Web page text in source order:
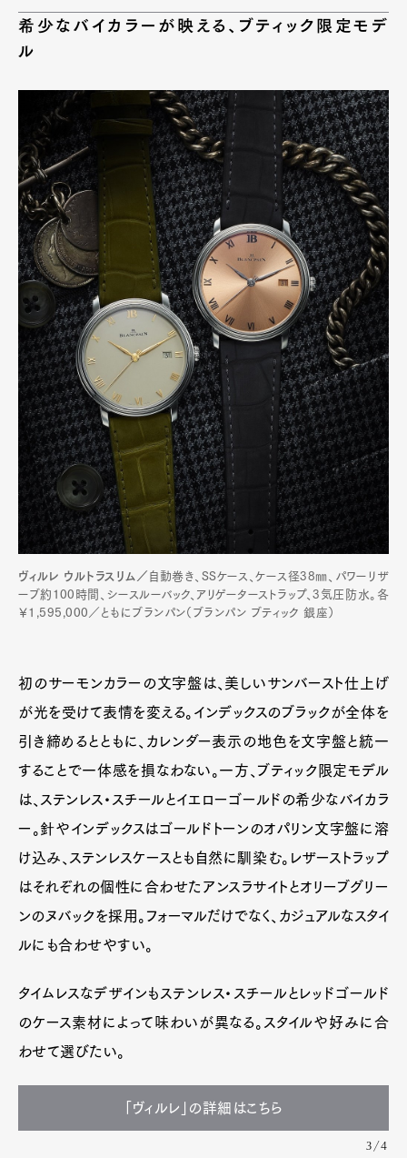
希少なバイカラーが映える、ブティック限定モデ
ル
ヴィルレ ウルトラスリム／ 自動巻き、SSケース、ケース径38㎜、パワーリザ
ーブ約100時間、シースルーバック、アリゲーターストラップ、3気圧防水。各
￥1,595,000／ともにブランパン（ブランパン ブティック 銀座）
初のサーモンカラーの文字盤は、美しいサンバースト仕上げ
が光を受けて表情を変える。インデックスのブラックが全体を
引き締めるとともに、カレンダー表示の地色を文字盤と統一
することで一体感を損なわない。一方、ブティック限定モデル
は、ステンレス・スチールとイエローゴールドの希少なバイカラ
ー。針やインデックスはゴールドトーンのオパリン文字盤に溶
け込み、ステンレスケースとも自然に馴染む。レザーストラップ
はそれぞれの個性に合わせたアンスラサイトとオリーブグリー
ンのヌバックを採用。フォーマルだけでなく、カジュアルなスタイ
ルにも合わせやすい。
タイムレスなデザインもステンレス・スチールとレッドゴールド
のケース素材によって味わいが異なる。スタイルや好みに合
わせて選びたい。
「ヴィルレ」の詳細はこちら
3/4